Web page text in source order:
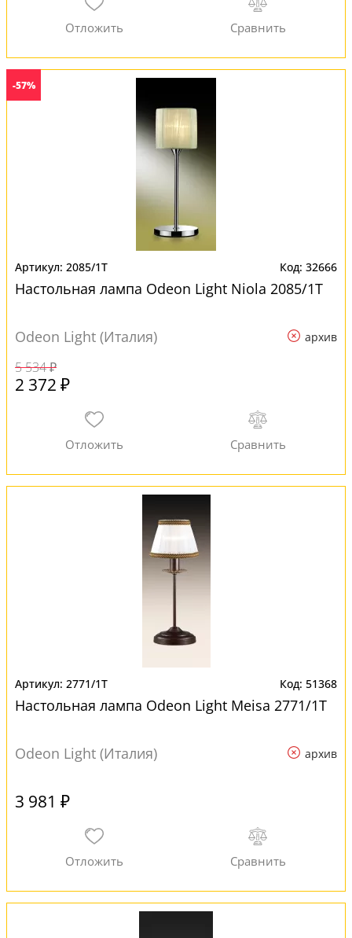
-57%
2085/1T 32666
Настольная лампа Odeon Light Niola 2085/1T
Odeon Light (Италия) архив
5 534 ₽
2 372 ₽
2771/1T 51368
Настольная лампа Odeon Light Meisa 2771/1T
Odeon Light (Италия) архив
3 981 ₽